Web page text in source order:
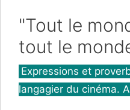
"Tout le
tout le
Catégories
Expressions et
langagier du cinéma.